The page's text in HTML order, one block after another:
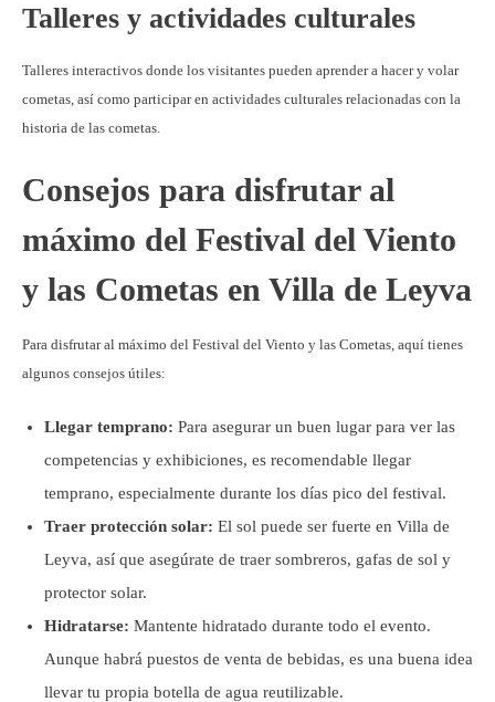
Talleres y actividades culturales
Talleres interactivos donde los visitantes pueden aprender a hacer y volar
cometas, así como participar en actividades culturales relacionadas con la
historia de las cometas.
Consejos para disfrutar al
máximo del Festival del Viento
y las Cometas en Villa de Leyva
Para disfrutar al máximo del Festival del Viento y las Cometas, aquí tienes
algunos consejos útiles:
Llegar temprano: Para asegurar un buen lugar para ver las
competencias y exhibiciones, es recomendable llegar
temprano, especialmente durante los días pico del festival.
Traer protección solar: El sol puede ser fuerte en Villa de
Leyva, así que asegúrate de traer sombreros, gafas de sol y
protector solar.
Hidratarse: Mantente hidratado durante todo el evento.
Aunque habrá puestos de venta de bebidas, es una buena idea
llevar tu propia botella de agua reutilizable.